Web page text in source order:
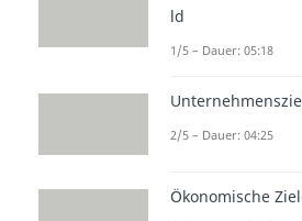
ld
1/5 – Dauer: 05:18
2/5 – Dauer: 04:25
Ökonomische